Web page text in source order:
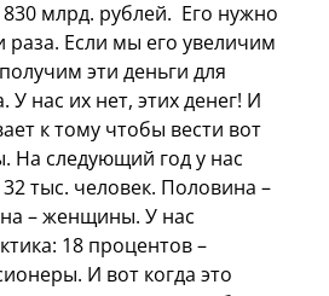
млрд. рублей. Его нужно
раза. Если мы его увеличим
эти деньги для
У нас их нет, этих денег! И
к тому чтобы вести вот
На следующий год у нас
тыс. человек. Половина –
– женщины. У нас
18 процентов –
И вот когда это